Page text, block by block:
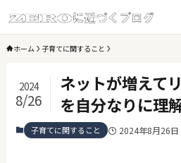
ホーム 子育てに関すること
ネットが増えて
を自分なりに理
2024
8/26
子育てに関すること 2024年8月26日